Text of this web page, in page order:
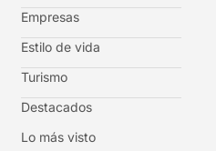
Empresas
Estilo de vida
Turismo
Destacados
Lo más visto